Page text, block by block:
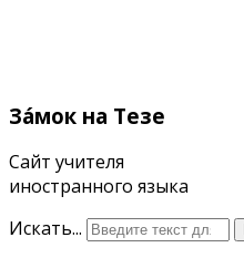
Зáмок на Тезе
Сайт учителя
иностранного языка
Искать...